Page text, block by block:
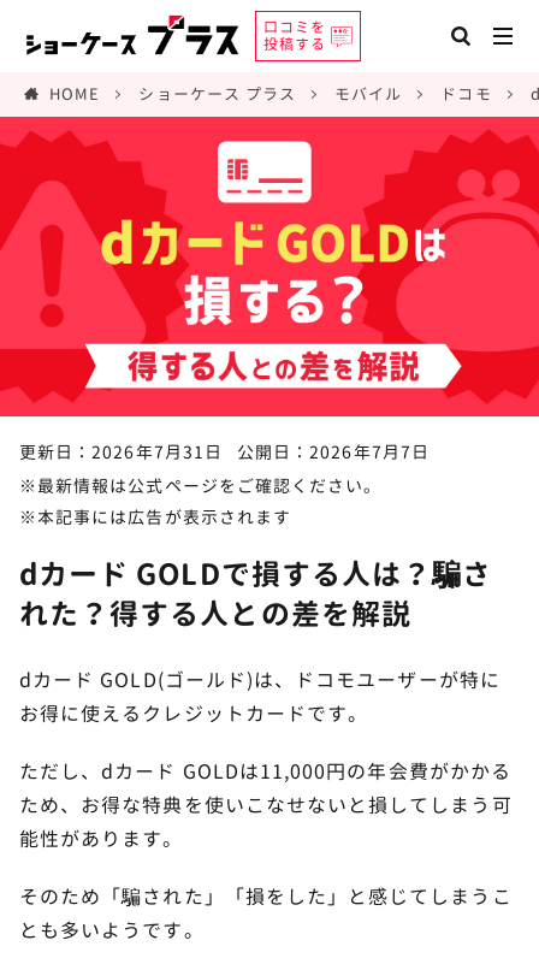
口コミを
投稿する
HOME ショーケース プラス モバイル ドコモ
更新日：2026年7月31日
公開日：2026年7月7日
※最新情報は公式ページをご確認ください。
※本記事には広告が表示されます
dカード GOLDで損する人は？騙さ
れた？得する人との差を解説
dカード GOLD(ゴールド)は、ドコモユーザーが特に
お得に使えるクレジットカードです。
ただし、dカード GOLDは11,000円の年会費がかかる
ため、お得な特典を使いこなせないと損してしまう可
能性があります。
そのため「騙された」「損をした」と感じてしまうこ
とも多いようです。